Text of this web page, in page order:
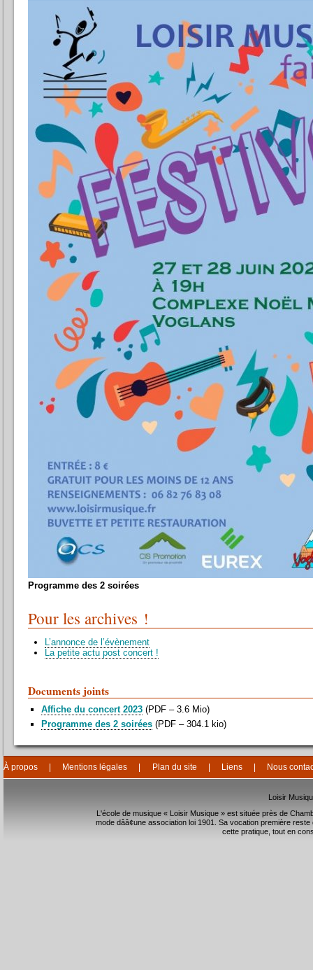
Programme des 2 soirées
Pour les archives !
L’annonce de l’évènement
La petite actu post concert !
Documents joints
Affiche du concert 2023 (PDF – 3.6 Mio)
Programme des 2 soirées (PDF – 304.1 kio)
À propos Mentions légales Plan du site Liens Nous
Loisir
L'école de musique « Loisir Musique » est située près de
mode dââ¢une association loi 1901. Sa vocation première
cette pratique, tout en